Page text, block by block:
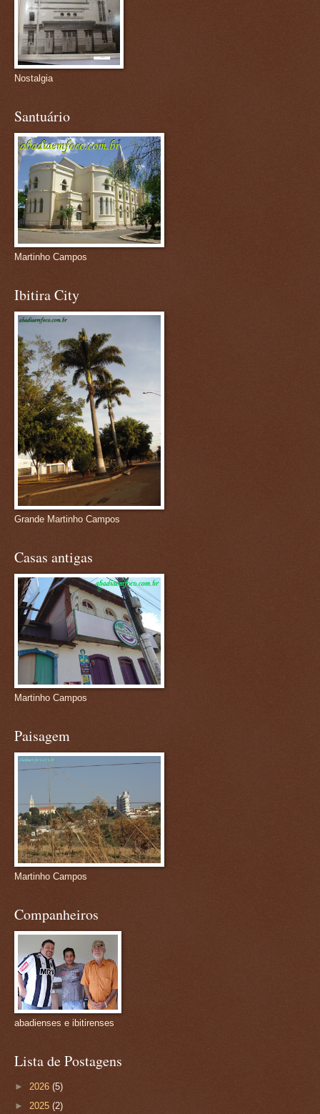
Nostalgia
Santuário
Martinho Campos
Ibitira City
Grande Martinho Campos
Casas antigas
Martinho Campos
Paisagem
Martinho Campos
Companheiros
abadienses e ibitirenses
Lista de Postagens
► 2026 (5)
► 2025 (2)